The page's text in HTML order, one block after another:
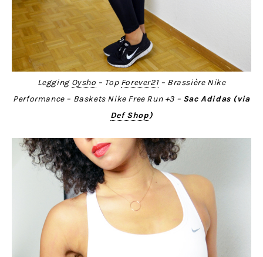
Legging Oysho – Top Forever21– Brassière Nike
Performance – Baskets Nike Free Run +3 – Sac Adidas (via
Def Shop)